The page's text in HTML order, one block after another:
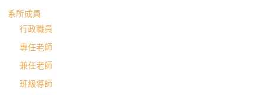
系所成員
行政職員
專任老師
兼任老師
班級導師